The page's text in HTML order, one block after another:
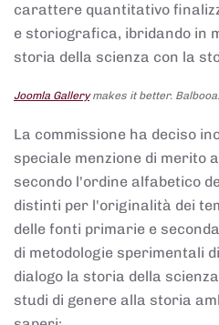
carattere quantitativo
e storiografica, ibridando in
storia della scienza con la
Joomla Gallerymakes it better.
La commissione ha deciso
speciale menzione di merito
secondo l'ordine alfabetico
distinti per l'originalità dei
delle fonti primarie e
di metodologie sperimentali
dialogo la storia della
studi di genere alla storia